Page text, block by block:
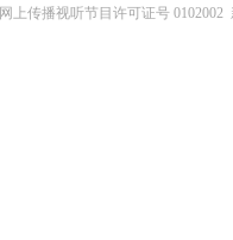
网上传播视听节目许可证号 0102002